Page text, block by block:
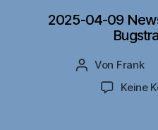
2025-04-09
Beitragsautor
Von Frank
Keine